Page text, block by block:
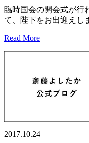
臨時国会の開会式が行
て、陛下をお出迎えし
Read More
2017.10.24